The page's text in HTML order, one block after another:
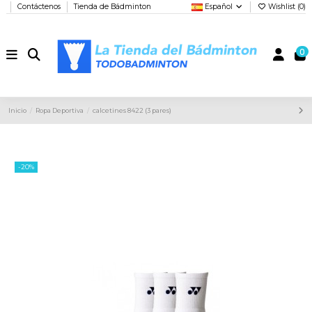
Contáctenos Tienda de Bádminton Español Wishlist (0)
0
Inicio Ropa Deportiva calcetines 8422 (3 pares)
-20%